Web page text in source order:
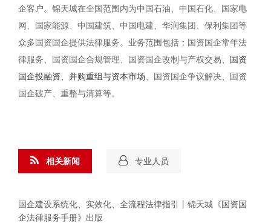
企客户。锦天城在全国范围内为中国石油、中国石化、国家电
网、国家能源、中国建筑、中国电建、华润集团、保利集团等
众多国资国企提供法律服务。业务范围包括：国资国企常年法
律服务、国资国企合规管理、国资国企改制与产权交易、
国资
国企投融资、并购重组与资本市场 、国资国企争议解决、国资
国企破产、重整与清算等。
相关新闻
国企建设系统化、实效化、全流程法律指引丨锦天城《国资国
企法律服务手册》出版
专业人员